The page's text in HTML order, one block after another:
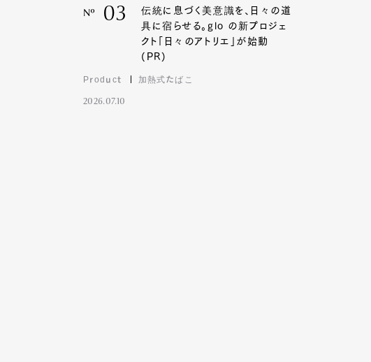
Nº 03
伝統に息づく美意識を、日々の道
具に宿らせる。glo の新プロジェ
クト「日々のアトリエ」が始動
(PR)
Product 加熱式たばこ
2026.07.10